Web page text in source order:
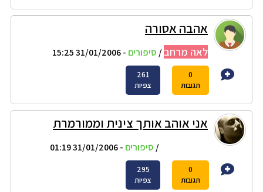
אהבה אסורה
לאה מרחב/ סיפורים - 31/01/2006 15:25
0
תגובות
261
צפיות
אני אוהב אותך צינית וממורמרת
/ סיפורים - 31/01/2006 01:19
0
תגובות
295
צפיות